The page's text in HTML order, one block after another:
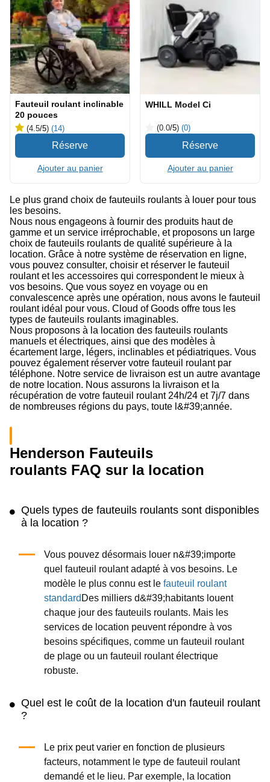
Fauteuil roulant inclinable
20 pouces
(4.5/5) (14)
Ajouter au panier
WHILL Model Ci
(0.0/5) (0)
Ajouter au panier
Le plus grand choix de fauteuils roulants à louer pour tous
les besoins.
Nous nous engageons à fournir des produits haut de
gamme et un service irréprochable, et proposons un large
choix de fauteuils roulants de qualité supérieure à la
location. Grâce à notre système de réservation en ligne,
vous pouvez consulter, choisir et réserver le fauteuil
roulant et les accessoires qui correspondent le mieux à
vos besoins. Que vous soyez en voyage ou en
convalescence après une opération, nous avons le fauteuil
roulant idéal pour vous. Cloud of Goods offre tous les
types de fauteuils roulants imaginables.
Nous proposons à la location des fauteuils roulants
manuels et électriques, ainsi que des modèles à
écartement large, légers, inclinables et pédiatriques. Vous
pouvez également réserver votre fauteuil roulant par
téléphone. Notre service de livraison est un autre avantage
de notre location. Nous assurons la livraison et la
récupération de votre fauteuil roulant 24h/24 et 7j/7 dans
de nombreuses régions du pays, toute l&#39;année.
Henderson Fauteuils
roulants FAQ sur la location
Quels types de fauteuils roulants sont disponibles
à la location ?
Vous pouvez désormais louer n&#39;importe
quel fauteuil roulant adapté à vos besoins. Le
modèle le plus connu est le fauteuil roulant
standard Des milliers d&#39;habitants louent
chaque jour des fauteuils roulants. Mais les
services de location peuvent répondre à vos
besoins spécifiques, comme un fauteuil roulant
de plage ou un fauteuil roulant électrique
robuste.
Quel est le coût de la location d'un fauteuil roulant
?
Le prix peut varier en fonction de plusieurs
facteurs, notamment le type de fauteuil roulant
demandé et le lieu. Par exemple, la location